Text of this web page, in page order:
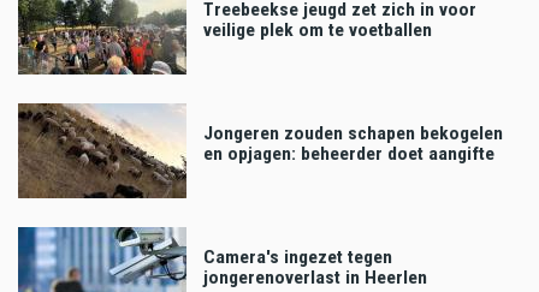
Treebeekse jeugd zet zich in voor
veilige plek om te voetballen
Jongeren zouden schapen bekogelen
en opjagen: beheerder doet aangifte
Camera's ingezet tegen
jongerenoverlast in Heerlen